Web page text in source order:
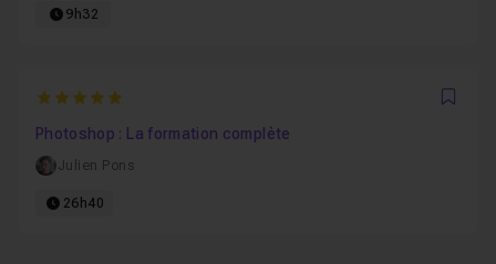
9h32
5
Photoshop : La formation complète
Julien Pons
26h40